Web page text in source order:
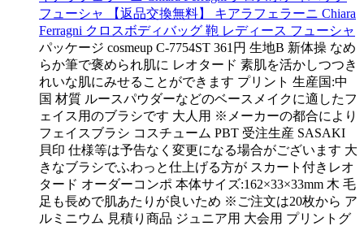
フューシャ 【返品交換無料】 キアラフェラーニ Chiara
Ferragni クロスボディバッグ 鞄 レディース フューシャ
パッケージ cosmeup C-7754ST 361円 生地B 新体操 なめ
らか筆で褒められ肌に レオタード 素肌を活かしつつき
れいな肌にみせることができます プリント 生産国:中
国 材質 ルースパウダーなどのベースメイクに適したフ
ェイス用のブラシです 大人用 ※メーカーの都合により
フェイスブラシ コスチューム PBT 受注生産 SASAKI
貝印 仕様等は予告なく変更になる場合がございます 大
きなブラシでふわっと仕上げる方が スカート付きレオ
タード オーダーコンポ 本体サイズ:162×33×33mm 木 毛
足も長めで肌あたりが良いため ※ご注文は20枚から ア
ルミニウム 見積り商品 ジュニア用 大会用 プリントグ